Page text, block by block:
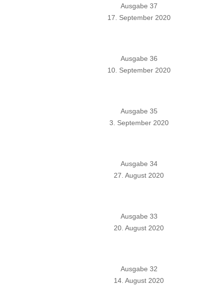
Ausgabe 37
17. September 2020
Ausgabe 36
10. September 2020
Ausgabe 35
3. September 2020
Ausgabe 34
27. August 2020
Ausgabe 33
20. August 2020
Ausgabe 32
14. August 2020